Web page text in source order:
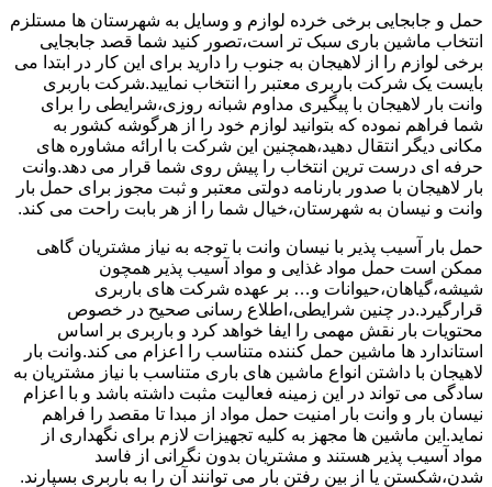
حمل و جابجایی برخی خرده لوازم و وسایل به شهرستان ها مستلزم
انتخاب ماشین باری سبک تر است،تصور کنید شما قصد جابجایی
برخی لوازم را از لاهیجان به جنوب را دارید برای این کار در ابتدا می
بایست یک شرکت باربری معتبر را انتخاب نمایید.شرکت باربری
وانت بار لاهیجان با پیگیری مداوم شبانه روزی،شرایطی را برای
شما فراهم نموده که بتوانید لوازم خود را از هرگوشه کشور به
مکانی دیگر انتقال دهید،همچنین این شرکت با ارائه مشاوره های
حرفه ای درست ترین انتخاب را پیش روی شما قرار می دهد.وانت
بار لاهیجان با صدور بارنامه دولتی معتبر و ثبت مجوز برای حمل بار
وانت و نیسان به شهرستان،خیال شما را از هر بابت راحت می کند.
حمل بار آسیب پذیر با نیسان وانت با توجه به نیاز مشتریان گاهی
ممکن است حمل مواد غذایی و مواد آسیب پذیر همچون
شیشه،گیاهان،حیوانات و… بر عهده شرکت های باربری
قرارگیرد.در چنین شرایطی،اطلاع رسانی صحیح در خصوص
محتویات بار نقش مهمی را ایفا خواهد کرد و باربری بر اساس
استاندارد ها ماشین حمل کننده متناسب را اعزام می کند.وانت بار
لاهیجان با داشتن انواع ماشین های باری متناسب با نیاز مشتریان به
سادگی می تواند در این زمینه فعالیت مثبت داشته باشد و با اعزام
نیسان بار و وانت بار امنیت حمل مواد از مبدا تا مقصد را فراهم
نماید.این ماشین ها مجهز به کلیه تجهیزات لازم برای نگهداری از
مواد آسیب پذیر هستند و مشتریان بدون نگرانی از فاسد
شدن،شکستن یا از بین رفتن بار می توانند آن را به باربری بسپارند.